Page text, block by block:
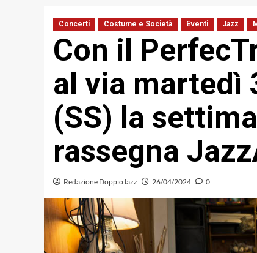
Concerti Costume e Società Eventi Jazz
Con il
al via martedì
(SS) la
rassegna
Redazione DoppioJazz 26/04/2024 0